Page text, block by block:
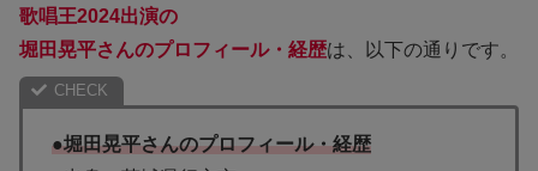
歌唱王2024出演の
堀田晃平さんのプロフィール・経歴は、以下の通りです。
●堀田晃平さんのプロフィール・経歴